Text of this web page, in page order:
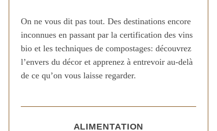
On ne vous dit pas tout. Des destinations encore
inconnues en passant par la certification des vins
bio et les techniques de compostages: découvrez
l’envers du décor et apprenez à entrevoir au-delà
de ce qu’on vous laisse regarder.
ALIMENTATION